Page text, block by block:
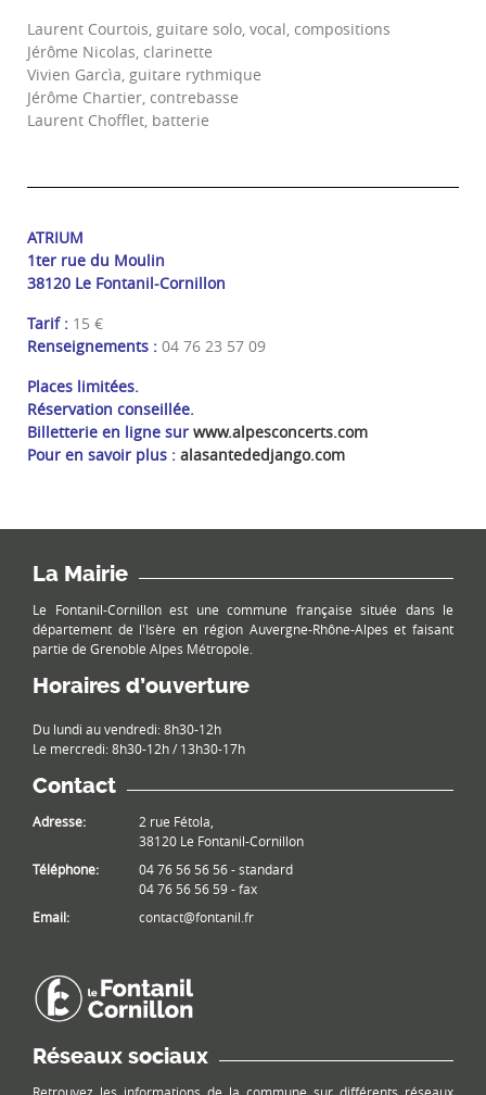
Laurent Courtois, guitare solo, vocal, compositions
Jérôme Nicolas, clarinette
Vivien Garcìa, guitare rythmique
Jérôme Chartier, contrebasse
Laurent Chofflet, batterie
ATRIUM
1ter rue du Moulin
38120 Le Fontanil-Cornillon
Tarif : 15 €
Renseignements : 04 76 23 57 09
Places limitées.
Réservation conseillée.
Billetterie en ligne sur www.alpesconcerts.com
Pour en savoir plus : alasantededjango.com
La Mairie
Le Fontanil-Cornillon est une commune française située dans le
département de l'Isère en région Auvergne-Rhône-Alpes et faisant
partie de Grenoble Alpes Métropole.
Horaires d’ouverture
Du lundi au vendredi: 8h30-12h
Le mercredi: 8h30-12h / 13h30-17h
Contact
Adresse:
2 rue Fétola,
38120 Le Fontanil-Cornillon
Téléphone:
04 76 56 56 56 - standard
04 76 56 56 59 - fax
Email:
contact@fontanil.fr
Réseaux sociaux